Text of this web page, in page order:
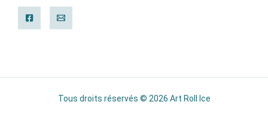
Tous droits réservés © 2026 Art Roll Ice